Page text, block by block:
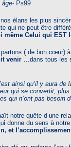
âge- Ps99
élans les plus
qui ne peut être
même Celui qui EST
partons ( de bon cœur)
venir …dans tous les
ainsi qu’il y aura de
qui se convertit, plus
qui n’ont pas besoin
notre quête d’une
donne du sens à
et